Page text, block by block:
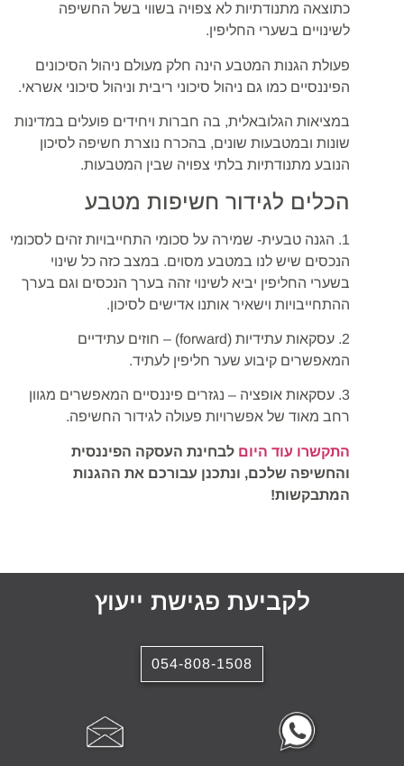
כתוצאה מתנודתיות לא צפויה בשווי בשל החשיפה
לשינויים בשערי החליפין.
פעולת הגנות המטבע הינה חלק מעולם ניהול הסיכונים
הפיננסיים כמו גם ניהול סיכוני ריבית וניהול סיכוני אשראי.
במציאות הגלובאלית, בה חברות ויחידים פועלים במדינות
שונות ובמטבעות שונים, בהכרח נוצרת חשיפה לסיכון
הנובע מתנודתיות בלתי צפויה שבין המטבעות.
הכלים לגידור חשיפות מטבע
1. הגנה טבעית- שמירה על סכומי התחייבויות זהים לסכומי
הנכסים שיש לנו במטבע מסוים. במצב כזה כל שינוי
בשערי החליפין יביא לשינוי זהה בערך הנכסים וגם בערך
ההתחייבויות וישאיר אותנו אדישים לסיכון.
2. עסקאות עתידיות (forward) – חוזים עתידיים
המאפשרים קיבוע שער חליפין לעתיד.
3. עסקאות אופציה – נגזרים פיננסיים המאפשרים מגוון
רחב מאוד של אפשרויות פעולה לגידור החשיפה.
התקשרו עוד היום לבחינת העסקה הפיננסית
והחשיפה שלכם, ונתכנן עבורכם את ההגנות
המתבקשות!
לקביעת פגישת ייעוץ
054-808-1508